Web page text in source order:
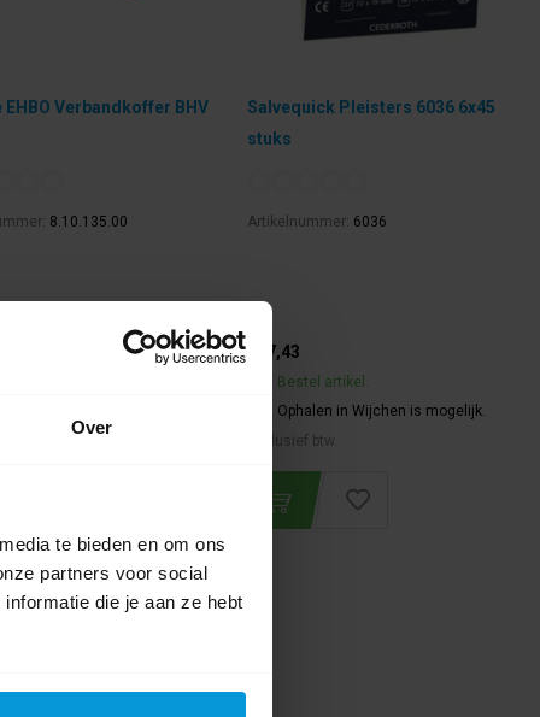
Over
te bieden en om ons
partners voor social
die je aan ze hebt
EHBO Verbandkoffer BHV
8.10.135.00
Salvequick Pleisters 6036 6x45
stuks
Artikelnummer: 6036
€37,43
Bestel artikel.
Ophalen in Wijchen is mogelijk.
Exclusief btw.